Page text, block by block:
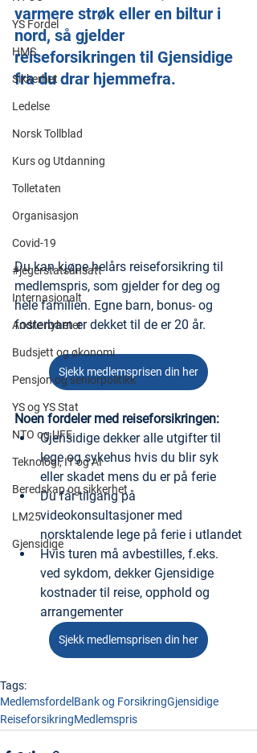
YS Fordel
HMS
Sikkerhet
Ledelse
Norsk Tollblad
Kurs og Utdanning
Tolletaten
Organisasjon
Covid-19
#jegerstatsansatt
Internasjonalt
Andre nyheter
Budsjett og økonomi
Pensjon og seniorpolitikk
YS og YS Stat
NTO og UFE
Teknologi, IT og AI
Beredskap og sikkerhet
LM25
Gjensidige
varmere strøk eller en biltur i
nord, så gjelder
reiseforsikringen til Gjensidige
fra du drar hjemmefra.
Du kan kjøpe helårs reiseforsikring til
medlemspris, som gjelder for deg og
hele familien. Egne barn, bonus- og
fosterbarn er dekket til de er 20 år.
Sjekk medlemsprisen din her
Noen fordeler med reiseforsikringen:
Gjensidige dekker alle utgifter til
lege og sykehus hvis du blir syk
eller skadet mens du er på ferie
Du får tilgang på
videokonsultasjoner med
norsktalende lege på ferie i utlandet
Hvis turen må avbestilles, f.eks.
ved sykdom, dekker Gjensidige
kostnader til reise, opphold og
arrangementer
Sjekk medlemsprisen din her
Tags:
Medlemsfordel Bank og ForsikringGjensidige
ReiseforsikringMedlemspris